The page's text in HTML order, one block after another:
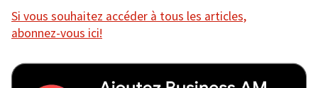
Si vous souhaitez accéder à tous les articles,
abonnez-vous ici!